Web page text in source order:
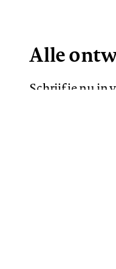
Alle
Schrijf je nu in